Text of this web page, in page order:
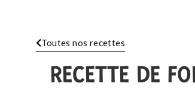
Toutes nos recettes
RECETTE DE